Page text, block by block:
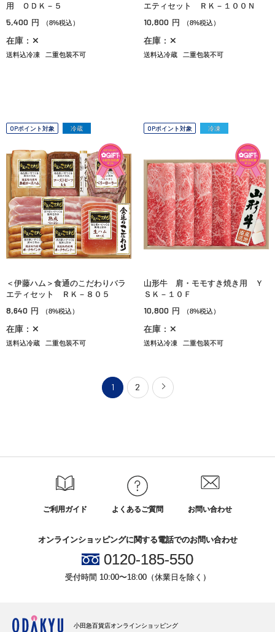
用 ＯＤＫ－５
5,400 円 （8%税込）
在庫：✕
送料込冷凍 二重包装不可
エティセット ＲＫ－１００Ｎ
10,800 円 （8%税込）
在庫：✕
送料込冷蔵 二重包装不可
OPポイント対象 冷蔵
＜伊藤ハム＞食通のこだわりバラ
エティセット ＲＫ－８０５
8,640 円 （8%税込）
在庫：✕
送料込冷蔵 二重包装不可
OPポイント対象 冷凍
山形牛 肩・モモすき焼き用 Ｙ
ＳＫ－１０Ｆ
10,800 円 （8%税込）
在庫：✕
送料込冷凍 二重包装不可
1 2
ご利用ガイド よくあるご質問 お問い合わせ
オンラインショッピングに関する電話でのお問い合わせ
0120-185-550
受付時間 10:00〜18:00（休業日を除く）
小田急百貨店オンラインショッピング